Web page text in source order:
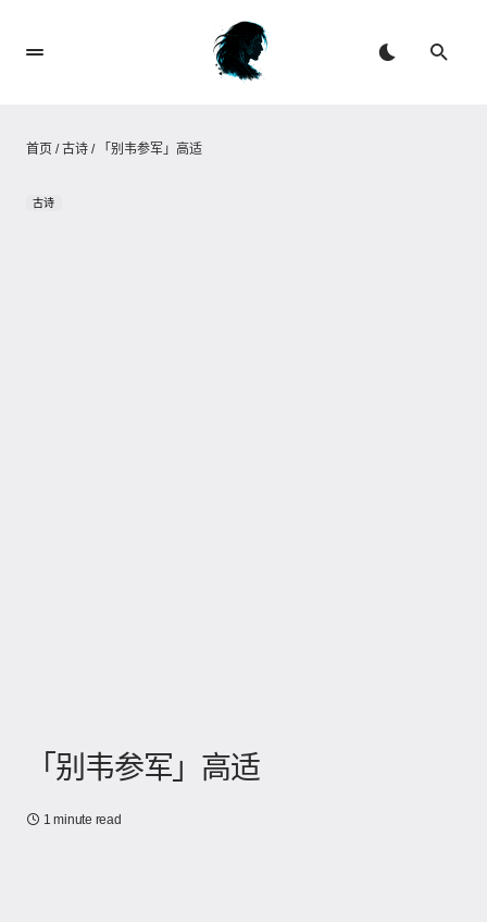
首页 /古诗 / 「别韦参军」高适
古诗
「别韦参军」高适
1 minute read